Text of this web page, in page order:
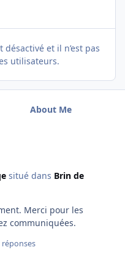
et il n’est pas
utilisateurs.
About Me
situé dans Brin de
Merci pour les
communiquées.
réponses